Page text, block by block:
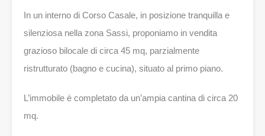
In un interno di Corso Casale, in posizione tranquilla e
silenziosa nella zona Sassi, proponiamo in vendita
grazioso bilocale di circa 45 mq, parzialmente
ristrutturato (bagno e cucina), situato al primo piano.
L’immobile è completato da un’ampia cantina di circa 20
mq.